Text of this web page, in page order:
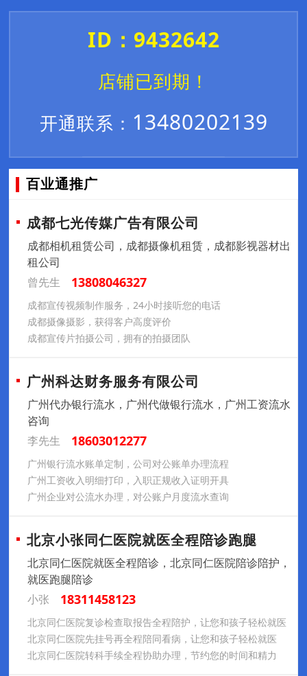
ID：9432642
店铺已到期！
开通联系： 13480202139
百业通推广
成都七光传媒广告有限公司
成都相机租赁公司，成都摄像机租赁，成都影视器材出
租公司
曾先生
13808046327
成都宣传视频制作服务，24小时接听您的电话
成都摄像摄影，获得客户高度评价
成都宣传片拍摄公司，拥有的拍摄团队
广州科达财务服务有限公司
广州代办银行流水，广州代做银行流水，广州工资流水
咨询
李先生
18603012277
广州银行流水账单定制，公司对公账单办理流程
广州工资收入明细打印，入职正规收入证明开具
广州企业对公流水办理，对公账户月度流水查询
北京小张同仁医院就医全程陪诊跑腿
北京同仁医院就医全程陪诊，北京同仁医院陪诊陪护，
就医跑腿陪诊
小张
18311458123
北京同仁医院复诊检查取报告全程陪护，让您和孩子轻松就医
北京同仁医院先挂号再全程陪同看病，让您和孩子轻松就医
北京同仁医院转科手续全程协助办理，节约您的时间和精力